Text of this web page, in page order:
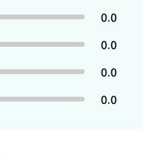
0.0
0.0
0.0
0.0